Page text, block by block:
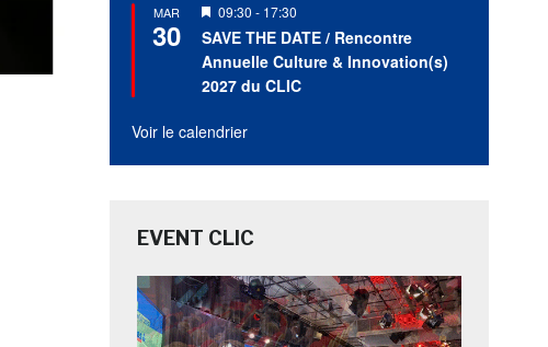
MAR
30
Mis
en
avant
09:30 - 17:30
SAVE THE DATE / Rencontre
Annuelle Culture & Innovation(s)
2027 du CLIC
Voir le calendrier
EVENT CLIC